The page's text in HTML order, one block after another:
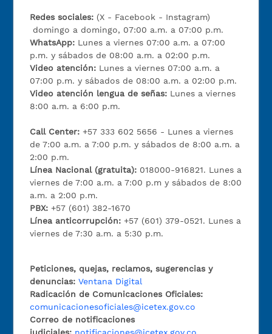
Redes sociales: (X - Facebook - Instagram)
domingo a domingo, 07:00 a.m. a 07:00 p.m.
WhatsApp: Lunes a viernes 07:00 a.m. a 07:00
p.m. y sábados de 08:00 a.m. a 02:00 p.m.
Video atención: Lunes a viernes 07:00 a.m. a
07:00 p.m. y sábados de 08:00 a.m. a 02:00 p.m.
Video atención lengua de señas: Lunes a viernes
8:00 a.m. a 6:00 p.m.
Call Center:+57 333 602 5656 - Lunes a viernes
de 7:00 a.m. a 7:00 p.m. y sábados de 8:00 a.m. a
2:00 p.m.
Línea Nacional (gratuita): 018000-916821. Lunes a
viernes de 7:00 a.m. a 7:00 p.m y sábados de 8:00
a.m. a 2:00 p.m.
PBX:+57 (601) 382-1670
Línea anticorrupción:+57 (601) 379-0521. Lunes a
viernes de 7:30 a.m. a 5:30 p.m.
Peticiones, quejas, reclamos, sugerencias y
denuncias: Ventana Digital
Radicación de Comunicaciones Oficiales:
comunicacionesoficiales@icetex.gov.co
Correo de notificaciones